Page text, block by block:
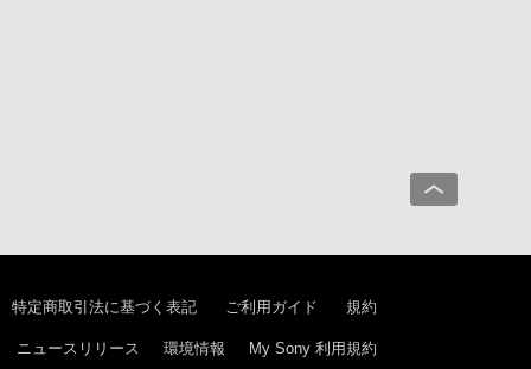
特定商取引法に基づく表記 ご利用ガイド 規約
ニュースリリース 環境情報 My Sony 利用規約